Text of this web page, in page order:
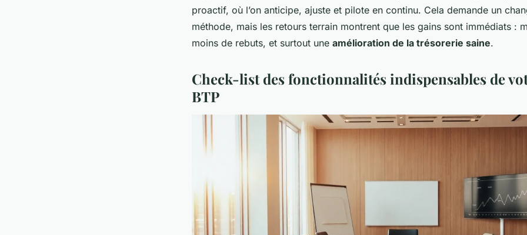
proactif, où l’on anticipe, ajuste et pilote en continu. Cela demande un
méthode, mais les retours terrain montrent que les gains sont immédiats :
moins de rebuts, et surtout une amélioration de la trésorerie saine.
Check-list des fonctionnalités indispensables de
BTP